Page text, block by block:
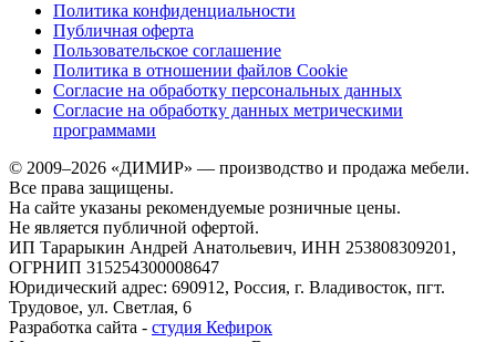
Политика конфиденциальности
Публичная оферта
Пользовательское соглашение
Политика в отношении файлов Cookie
Согласие на обработку персональных данных
Согласие на обработку данных метрическими
программами
© 2009–2026 «ДИМИР» — производство и продажа мебели.
Все права защищены.
На сайте указаны рекомендуемые розничные цены.
Не является публичной офертой.
ИП Тарарыкин Андрей Анатольевич, ИНН 253808309201,
ОГРНИП 315254300008647
Юридический адрес: 690912, Россия, г. Владивосток, пгт.
Трудовое, ул. Светлая, 6
Разработка сайта - студия Кефирок